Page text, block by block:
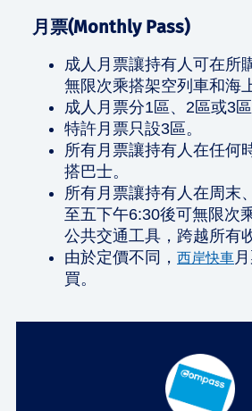
月票(Monthly Pass)
成人月票讓持有人可在所
無限次乘搭架空列車和海
成人月票分1區、2區或3區
特許月票只設3區。
所有月票讓持有人在任何
搭巴士。
所有月票讓持有人在周末
至五下午6:30後可無限次
公共交通工具，跨越所有
由於定價不同， 西岸快車
買。